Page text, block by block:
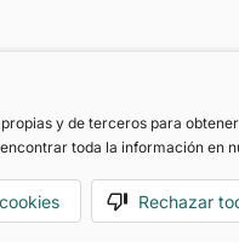
y de terceros para
toda la información en
Rechazar
Motoreto